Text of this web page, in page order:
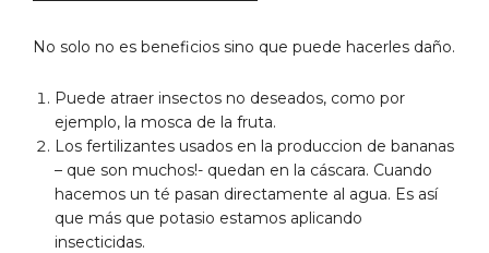
No solo no es beneficios sino que puede hacerles daño.
Puede atraer insectos no deseados, como por
ejemplo, la mosca de la fruta.
Los fertilizantes usados en la produccion de bananas
– que son muchos!- quedan en la cáscara. Cuando
hacemos un té pasan directamente al agua. Es así
que más que potasio estamos aplicando
insecticidas.